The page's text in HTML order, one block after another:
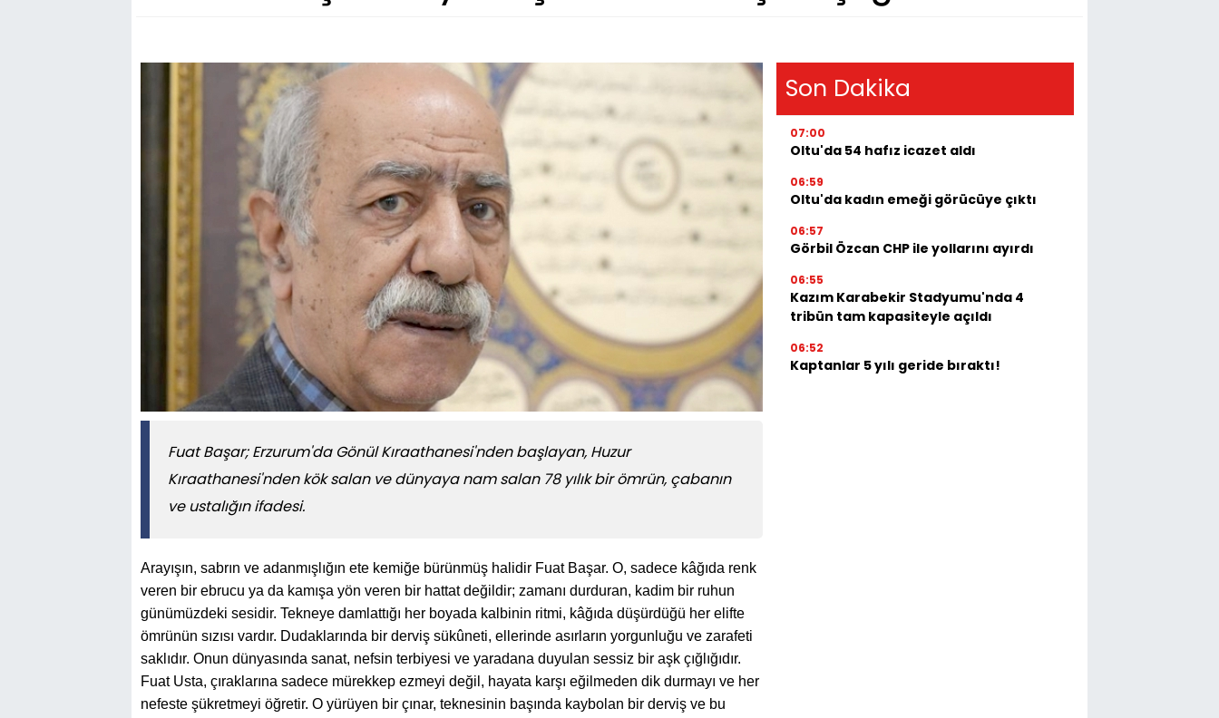
​​​​​​​Fuat Başar; Erzurum'da Gönül Kıraathanesi'nden başlayan, Huzur
Kıraathanesi'nden kök salan ve dünyaya nam salan 78 yılık bir ömrün, çabanın
ve ustalığın ifadesi.
Arayışın, sabrın ve adanmışlığın ete kemiğe bürünmüş halidir Fuat Başar. O, sadece kâğıda renk
veren bir ebrucu ya da kamışa yön veren bir hattat değildir; zamanı durduran, kadim bir ruhun
günümüzdeki sesidir. Tekneye damlattığı her boyada kalbinin ritmi, kâğıda düşürdüğü her elifte
ömrünün sızısı vardır. Dudaklarında bir derviş sükûneti, ellerinde asırların yorgunluğu ve zarafeti
saklıdır. Onun dünyasında sanat, nefsin terbiyesi ve yaradana duyulan sessiz bir aşk çığlığıdır.
Fuat Usta, çıraklarına sadece mürekkep ezmeyi değil, hayata karşı eğilmeden dik durmayı ve her
nefeste şükretmeyi öğretir. O yürüyen bir çınar, teknesinin başında kaybolan bir derviş ve bu
Son Dakika
07:00
Oltu'da 54 hafız icazet aldı
06:59
Oltu'da kadın emeği görücüye çıktı
06:57
Görbil Özcan CHP ile yollarını ayırdı
06:55
Kazım Karabekir Stadyumu'nda 4
tribün tam kapasiteyle açıldı
06:52
Kaptanlar 5 yılı geride bıraktı!